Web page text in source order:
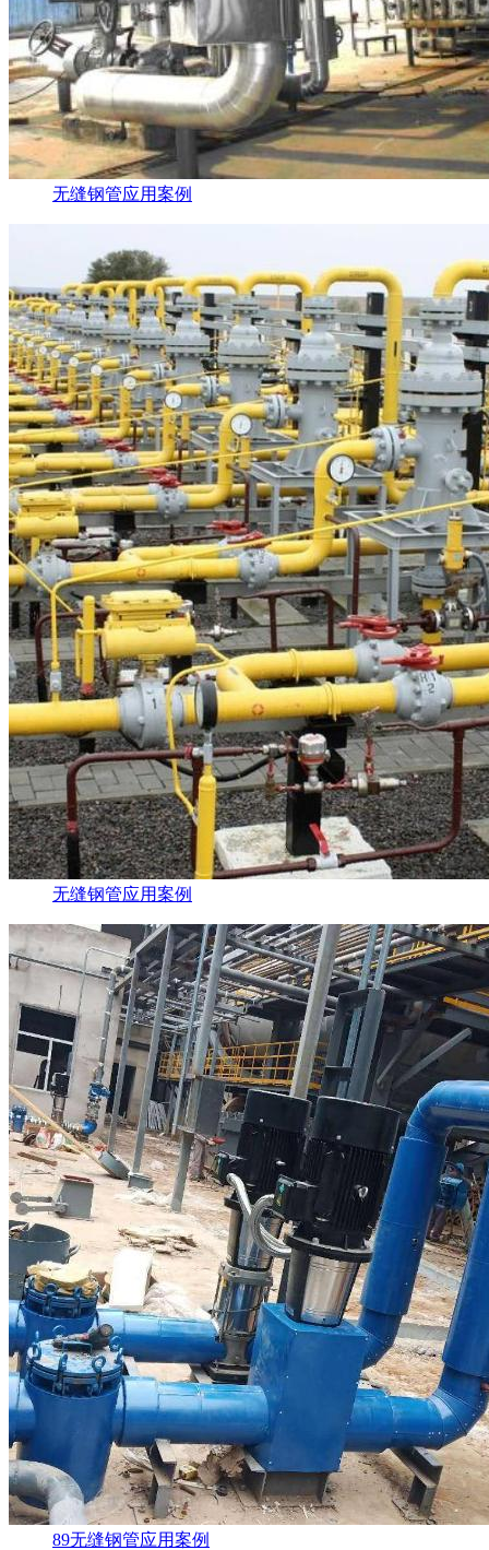
无缝钢管应用案例
无缝钢管应用案例
89无缝钢管应用案例